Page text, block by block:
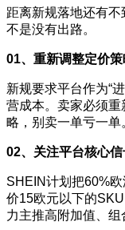
距离新规落地还有
不是没有出路。
01、重新调整定价策
新规要求平台作为“
营成本。卖家必须
略，别卖一单亏一单
02、关注平台核心信
SHEIN计划把60%
价15欧元以下的
力主推高附加值、组